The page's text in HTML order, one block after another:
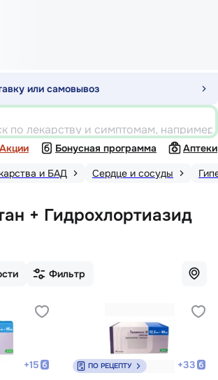
или самовывоз
по лекарству и симптомам,
Акции Бонусная программа
Аптеки
и БАД Сердце и сосуды
+ Гидрохлортиазид
Фильтр
+15 ПО РЕЦЕПТУ +33